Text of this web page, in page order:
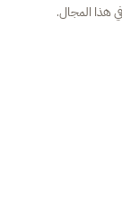
هذا المجال.